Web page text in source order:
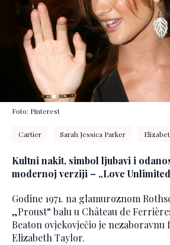
Foto: Pinterest
Cartier Sarah Jessica Parker
Kultni nakit, simbol ljubavi i
modernoj verziji – „Love
Godine 1971. na glamuroznom
„Proust“ balu u Château de
Beaton ovjekovječio je
Elizabeth Taylor.